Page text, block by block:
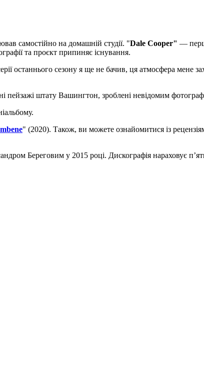
самостійно на домашній студії. "Dale Cooper" —
та проєкт припиняє існування.
останнього сезону я ще не бачив, ця атмосфера мене
пейзажі штату Вашингтон, зроблені невідомим
" (2020). Також, ви можете ознайомитися із
Береговим у 2015 році. Дискографія нараховує